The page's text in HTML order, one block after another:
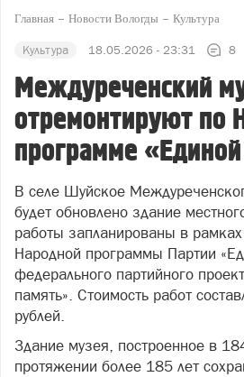
Главная Новости Вологды Культура
Культура 18.05.2026 - 23:31 8
Междуреченский
отремонтируют по
программе
В селе Шуйское
будет обновлено здание
работы запланированы в
Народной программы Партии
федерального партийного
память». Стоимость работ
рублей.
Здание музея, построенное в
протяжении более 185 лет